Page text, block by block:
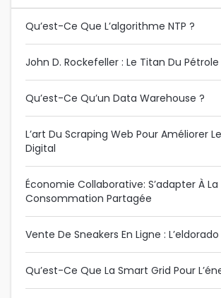
Qu’est-Ce Que L’algorithme NTP ?
John D. Rockefeller : Le Titan Du Pétrole
Qu’est-Ce Qu’un Data Warehouse ?
L’art Du Scraping Web Pour Améliorer
Digital
Économie Collaborative: S’adapter À La
Consommation Partagée
Vente De Sneakers En Ligne : L’eldorado
Qu’est-Ce Que La Smart Grid Pour